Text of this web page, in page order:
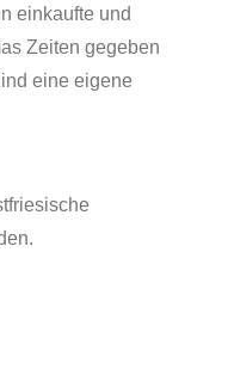
einkaufte und
Zeiten gegeben
eine eigene